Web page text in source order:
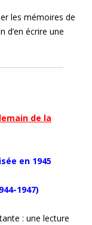
les mémoires de
d’en écrire une
de la
en 1945
1947)
: une lecture